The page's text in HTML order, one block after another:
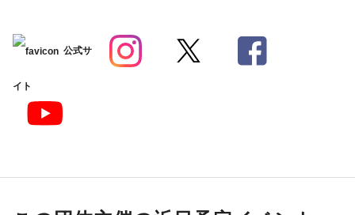
公式サ
イト